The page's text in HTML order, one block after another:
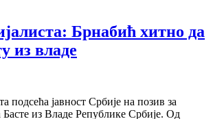
Брнабић хитно да
из владе​
подсећа јавност Србије на позив за
Басте из Владе Републике Србије. Од